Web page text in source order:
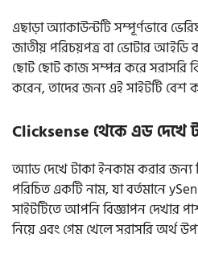
এছাড়া অ্যাকাউন্টটি সম্পূর্ণভাবে
জাতীয় পরিচয়পত্র বা ভোটার আইডি
ছোট ছোট কাজ সম্পন্ন করে সরাসরি
করেন, তাদের জন্য এই সাইটটি বেশ
Clicksense থেকে এড দেখে
অ্যাড দেখে টাকা ইনকাম করার জন্য
পরিচিত একটি নাম, যা বর্তমানে
সাইটটিতে আপনি বিজ্ঞাপন দেখার
নিয়ে এবং গেম খেলে সরাসরি অর্থ